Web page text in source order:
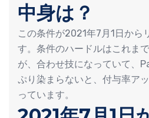
中身は？
この条件が2021年7月1日から
す。条件のハードルはこれま
が、合わせ技になっていて、
ぷり染まらないと、付与率ア
っています。